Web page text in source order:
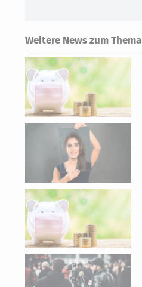
Weitere News zum Thema